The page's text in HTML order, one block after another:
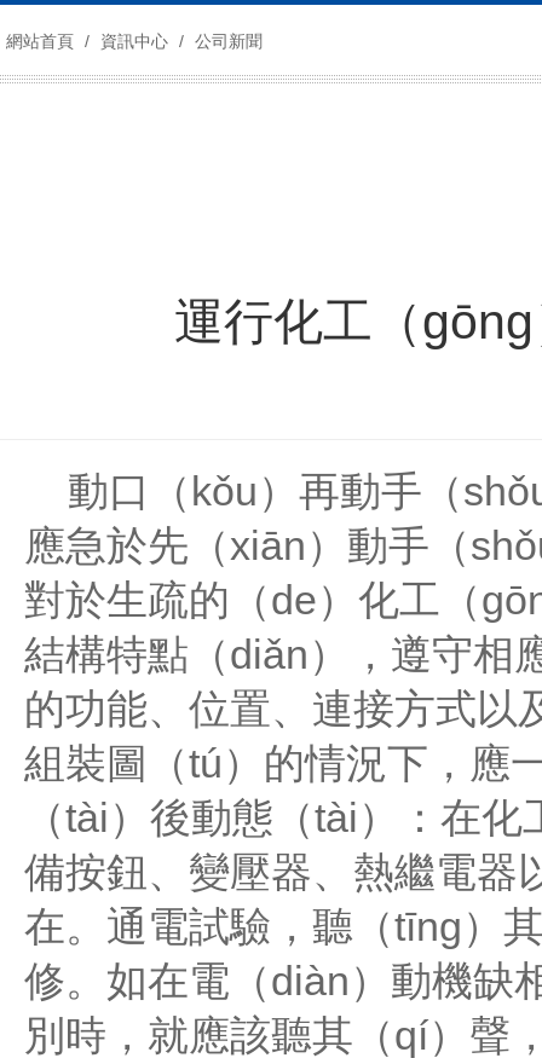
網站首頁 / 資訊中心 / 公司新聞
運行化工（
動口（kǒu）再動手（
應急於先（xiān）動手（
對於生疏的（de） 化工（
結構特點（diǎn），遵守相
的功能、位置、連接方式以
組裝圖（tú）的情況下，應
（tài）後動態（tài）：在
備按鈕、變壓器、熱繼電器
在。通電試驗，聽（tīng）
修。如在電（diàn）動機缺
別時，就應該聽其（qí）聲